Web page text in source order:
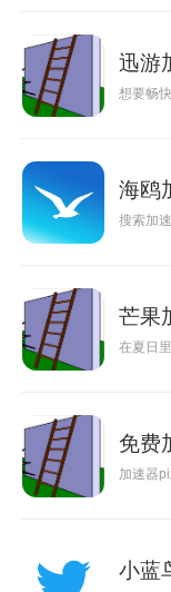
迅游
想要畅
海鸥
搜索加
芒果
在夏日
免费
加速器
小蓝